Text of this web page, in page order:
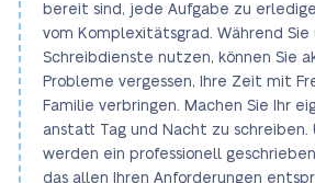
bereit sind, jede Aufgabe zu
vom Komplexitätsgrad. Während Sie
Schreibdienste nutzen, können Sie
Probleme vergessen, Ihre Zeit mit
Familie verbringen. Machen Sie Ihr
anstatt Tag und Nacht zu schreiben.
werden ein professionell
das allen Ihren Anforderungen